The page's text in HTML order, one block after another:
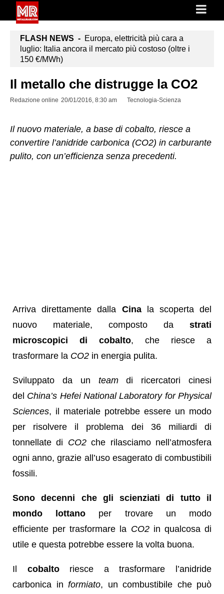
FLASH NEWS - Europa, elettricità più cara a
luglio: Italia ancora il mercato più costoso (oltre i
150 €/MWh)
Il metallo che distrugge la CO2
Redazione online 20/01/2016, 8:30 am Tecnologia-Scienza
Il nuovo materiale, a base di cobalto, riesce a
convertire l’anidride carbonica (CO2) in carburante
pulito, con un’efficienza senza precedenti.
Arriva direttamente dalla Cinala scoperta del
nuovo materiale, composto da strati
microscopici di cobalto, che riesce a
trasformare la CO2 in energia pulita.
Sviluppato da un teamdi ricercatori cinesi
del China’s Hefei National Laboratory for Physical
Sciences, il materiale potrebbe essere un modo
per risolvere il problema dei 36 miliardi di
tonnellate di CO2che rilasciamo nell’atmosfera
ogni anno, grazie all’uso esagerato di combustibili
fossili.
Sono decenni che gli scienziati di tutto il
mondo lottano per trovare un modo
efficiente per trasformare la CO2in qualcosa di
utile e questa potrebbe essere la volta buona.
Il cobaltoriesce a trasformare l’anidride
carbonica in formiato, un combustibile che può